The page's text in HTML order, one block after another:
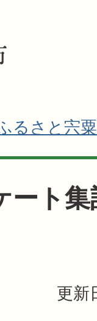
るさと宍粟
ート
更新